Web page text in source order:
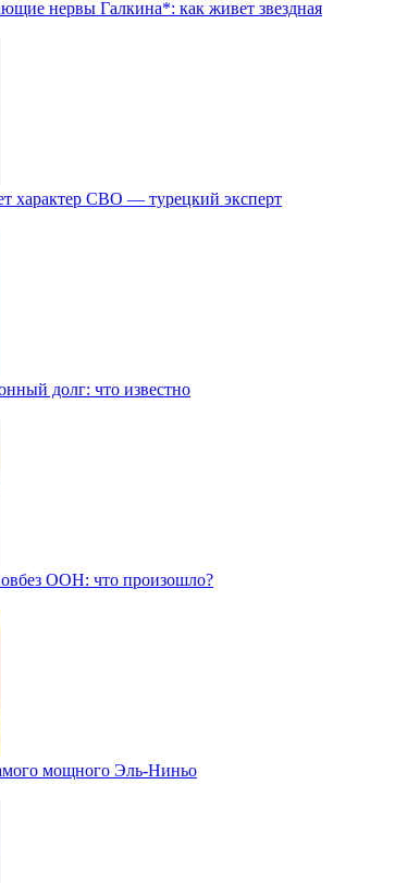
нервы Галкина*: как живет звездная
характер СВО — турецкий эксперт
долг: что известно
ООН: что произошло?
мощного Эль-Ниньо